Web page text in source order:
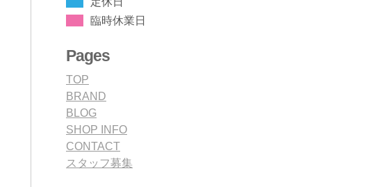
臨時休業日
Pages
TOP
BRAND
BLOG
SHOP INFO
CONTACT
スタッフ募集